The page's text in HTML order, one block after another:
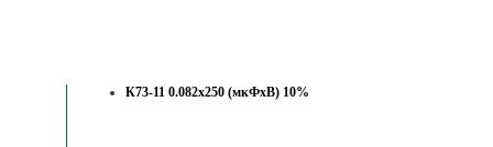
К73-11 0.082х250 (мкФхВ) 10%